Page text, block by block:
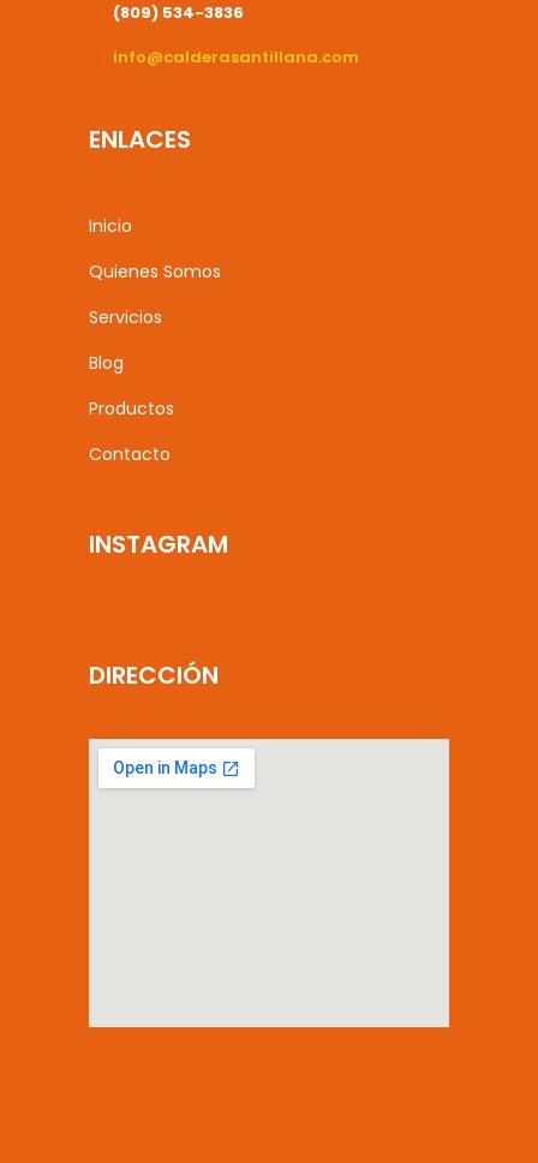
(809) 534-3836
info@calderasantillana.com
ENLACES
Inicio
Quienes Somos
Servicios
Blog
Productos
Contacto
INSTAGRAM
DIRECCIÓN